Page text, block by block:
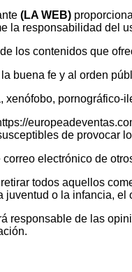
(LA WEB)
la responsabilidad del
los contenidos que
buena fe y al orden
de provocar
electrónico de
todos aquellos
o la infancia,
responsable de las